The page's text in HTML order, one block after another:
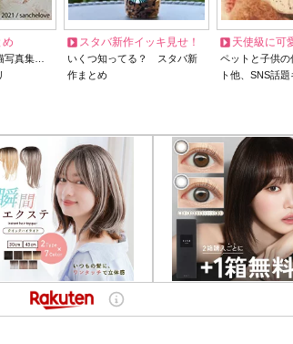
め
写真集…
スタバ新作イッキ見せ！
いくつ知ってる？ スタバ新
作まとめ
天使級に可
ペットと子供の
ト他、SNS話